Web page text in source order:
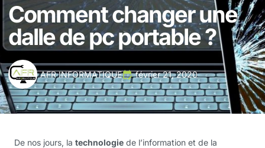
Comment changer une
dalle de pc portable ?
AFR INFORMATIQUE février 21, 2020
De nos jours, la technologie de l’information et de la